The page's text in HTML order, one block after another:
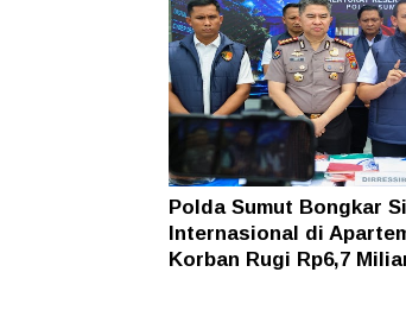
Polda Sumut Bongkar
Internasional di
Korban Rugi Rp6,7